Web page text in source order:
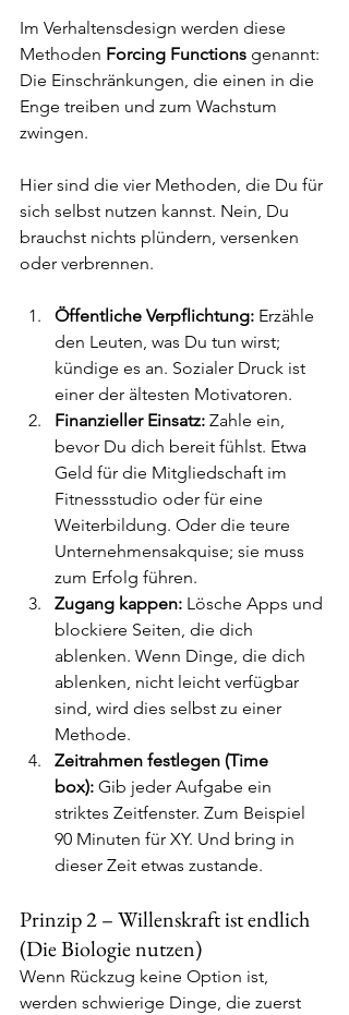
Im Verhaltensdesign werden diese
Methoden Forcing Functions genannt:
Die Einschränkungen, die einen in die
Enge treiben und zum Wachstum
zwingen.
Hier sind die vier Methoden, die Du für
sich selbst nutzen kannst. Nein, Du
brauchst nichts plündern, versenken
oder verbrennen.
Öffentliche Verpflichtung: Erzähle
den Leuten, was Du tun wirst;
kündige es an. Sozialer Druck ist
einer der ältesten Motivatoren.
Finanzieller Einsatz: Zahle ein,
bevor Du dich bereit fühlst. Etwa
Geld für die Mitgliedschaft im
Fitnessstudio oder für eine
Weiterbildung. Oder die teure
Unternehmensakquise; sie muss
zum Erfolg führen.
Zugang kappen: Lösche Apps und
blockiere Seiten, die dich
ablenken. Wenn Dinge, die dich
ablenken, nicht leicht verfügbar
sind, wird dies selbst zu einer
Methode.
Zeitrahmen festlegen (Time
box): Gib jeder Aufgabe ein
striktes Zeitfenster. Zum Beispiel
90 Minuten für XY. Und bring in
dieser Zeit etwas zustande.
Prinzip 2 – Willenskraft ist endlich
(Die Biologie nutzen)
Wenn Rückzug keine Option ist,
werden schwierige Dinge, die zuerst